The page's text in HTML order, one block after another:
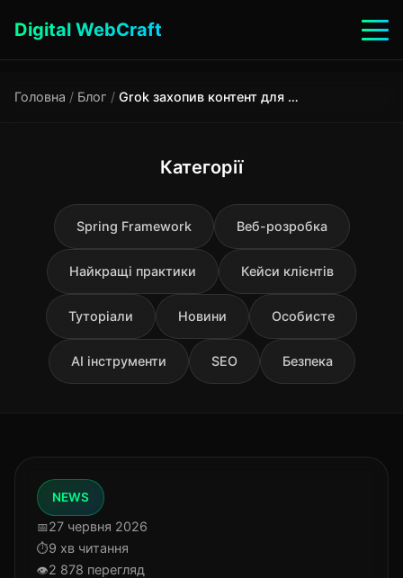
Digital WebCraft
Головна / Блог / Grok захопив контент для дорослих: чим це загрожує
Категорії
Spring Framework Веб-розробка
Найкращі практики Кейси клієнтів
Туторіали Новини Особисте
AI інструменти SEO Безпека
NEWS
27 червня 2026
9 хв читання
2 878 перегляд